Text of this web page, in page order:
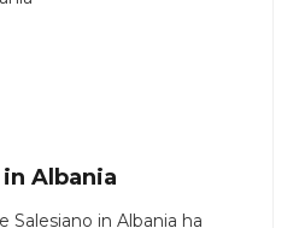
Albania
Salesiano in Albania ha